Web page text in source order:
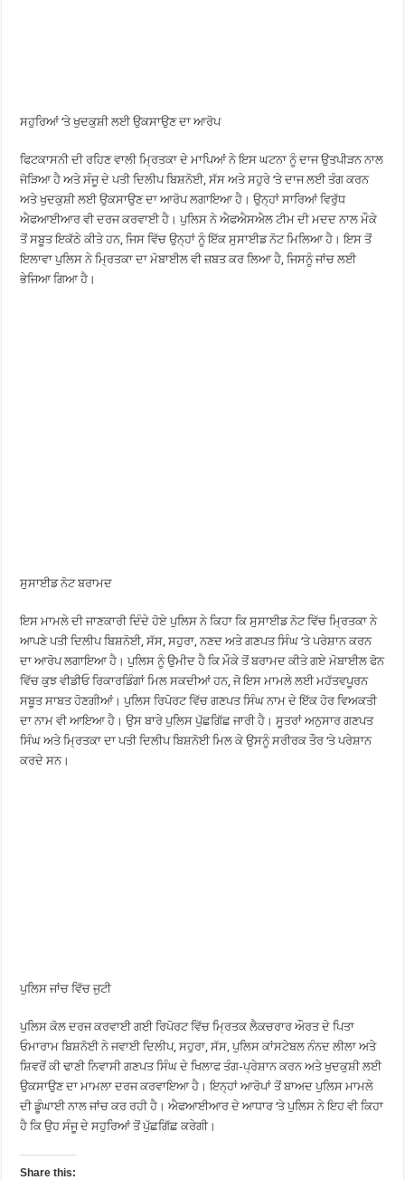
ਸਹੁਰਿਆਂ ‘ਤੇ ਖੁਦਕੁਸ਼ੀ ਲਈ ਉਕਸਾਉਣ ਦਾ ਆਰੋਪ
ਫਿਟਕਾਸਨੀ ਦੀ ਰਹਿਣ ਵਾਲੀ ਮ੍ਰਿਤਕਾ ਦੇ ਮਾਪਿਆਂ ਨੇ ਇਸ ਘਟਨਾ ਨੂੰ ਦਾਜ ਉਤਪੀੜਨ ਨਾਲ
ਜੋੜਿਆ ਹੈ ਅਤੇ ਸੰਜੂ ਦੇ ਪਤੀ ਦਿਲੀਪ ਬਿਸ਼ਨੋਈ, ਸੱਸ ਅਤੇ ਸਹੁਰੇ ‘ਤੇ ਦਾਜ ਲਈ ਤੰਗ ਕਰਨ
ਅਤੇ ਖੁਦਕੁਸ਼ੀ ਲਈ ਉਕਸਾਉਣ ਦਾ ਆਰੋਪ ਲਗਾਇਆ ਹੈ। ਉਨ੍ਹਾਂ ਸਾਰਿਆਂ ਵਿਰੁੱਧ
ਐਫਆਈਆਰ ਵੀ ਦਰਜ ਕਰਵਾਈ ਹੈ। ਪੁਲਿਸ ਨੇ ਐਫਐਸਐਲ ਟੀਮ ਦੀ ਮਦਦ ਨਾਲ ਮੌਕੇ
ਤੋਂ ਸਬੂਤ ਇਕੱਠੇ ਕੀਤੇ ਹਨ, ਜਿਸ ਵਿੱਚ ਉਨ੍ਹਾਂ ਨੂੰ ਇੱਕ ਸੁਸਾਈਡ ਨੋਟ ਮਿਲਿਆ ਹੈ। ਇਸ ਤੋਂ
ਇਲਾਵਾ ਪੁਲਿਸ ਨੇ ਮ੍ਰਿਤਕਾ ਦਾ ਮੋਬਾਈਲ ਵੀ ਜ਼ਬਤ ਕਰ ਲਿਆ ਹੈ, ਜਿਸਨੂੰ ਜਾਂਚ ਲਈ
ਭੇਜਿਆ ਗਿਆ ਹੈ।
ਸੁਸਾਈਡ ਨੋਟ ਬਰਾਮਦ
ਇਸ ਮਾਮਲੇ ਦੀ ਜਾਣਕਾਰੀ ਦਿੰਦੇ ਹੋਏ ਪੁਲਿਸ ਨੇ ਕਿਹਾ ਕਿ ਸੁਸਾਈਡ ਨੋਟ ਵਿੱਚ ਮ੍ਰਿਤਕਾ ਨੇ
ਆਪਣੇ ਪਤੀ ਦਿਲੀਪ ਬਿਸ਼ਨੋਈ, ਸੱਸ, ਸਹੁਰਾ, ਨਣਦ ਅਤੇ ਗਣਪਤ ਸਿੰਘ ‘ਤੇ ਪਰੇਸ਼ਾਨ ਕਰਨ
ਦਾ ਆਰੋਪ ਲਗਾਇਆ ਹੈ। ਪੁਲਿਸ ਨੂੰ ਉਮੀਦ ਹੈ ਕਿ ਮੌਕੇ ਤੋਂ ਬਰਾਮਦ ਕੀਤੇ ਗਏ ਮੋਬਾਈਲ ਫੋਨ
ਵਿੱਚ ਕੁਝ ਵੀਡੀਓ ਰਿਕਾਰਡਿੰਗਾਂ ਮਿਲ ਸਕਦੀਆਂ ਹਨ, ਜੋ ਇਸ ਮਾਮਲੇ ਲਈ ਮਹੱਤਵਪੂਰਨ
ਸਬੂਤ ਸਾਬਤ ਹੋਣਗੀਆਂ। ਪੁਲਿਸ ਰਿਪੋਰਟ ਵਿੱਚ ਗਣਪਤ ਸਿੰਘ ਨਾਮ ਦੇ ਇੱਕ ਹੋਰ ਵਿਅਕਤੀ
ਦਾ ਨਾਮ ਵੀ ਆਇਆ ਹੈ। ਉਸ ਬਾਰੇ ਪੁਲਿਸ ਪੁੱਛਗਿੱਛ ਜਾਰੀ ਹੈ। ਸੂਤਰਾਂ ਅਨੁਸਾਰ ਗਣਪਤ
ਸਿੰਘ ਅਤੇ ਮ੍ਰਿਤਕਾ ਦਾ ਪਤੀ ਦਿਲੀਪ ਬਿਸ਼ਨੋਈ ਮਿਲ ਕੇ ਉਸਨੂੰ ਸਰੀਰਕ ਤੌਰ ‘ਤੇ ਪਰੇਸ਼ਾਨ
ਕਰਦੇ ਸਨ।
ਪੁਲਿਸ ਜਾਂਚ ਵਿੱਚ ਜੁਟੀ
ਪੁਲਿਸ ਕੋਲ ਦਰਜ ਕਰਵਾਈ ਗਈ ਰਿਪੋਰਟ ਵਿੱਚ ਮ੍ਰਿਤਕ ਲੈਕਚਰਾਰ ਔਰਤ ਦੇ ਪਿਤਾ
ਓਮਾਰਾਮ ਬਿਸ਼ਨੋਈ ਨੇ ਜਵਾਈ ਦਿਲੀਪ, ਸਹੁਰਾ, ਸੱਸ, ਪੁਲਿਸ ਕਾਂਸਟੇਬਲ ਨੰਨਦ ਲੀਲਾ ਅਤੇ
ਸ਼ਿਵਰੋਂ ਕੀ ਢਾਣੀ ਨਿਵਾਸੀ ਗਣਪਤ ਸਿੰਘ ਦੇ ਖਿਲਾਫ ਤੰਗ-ਪ੍ਰੇਸ਼ਾਨ ਕਰਨ ਅਤੇ ਖੁਦਕੁਸ਼ੀ ਲਈ
ਉਕਸਾਉਣ ਦਾ ਮਾਮਲਾ ਦਰਜ ਕਰਵਾਇਆ ਹੈ। ਇਨ੍ਹਾਂ ਆਰੋਪਾਂ ਤੋਂ ਬਾਅਦ ਪੁਲਿਸ ਮਾਮਲੇ
ਦੀ ਡੂੰਘਾਈ ਨਾਲ ਜਾਂਚ ਕਰ ਰਹੀ ਹੈ। ਐਫਆਈਆਰ ਦੇ ਆਧਾਰ ‘ਤੇ ਪੁਲਿਸ ਨੇ ਇਹ ਵੀ ਕਿਹਾ
ਹੈ ਕਿ ਉਹ ਸੰਜੂ ਦੇ ਸਹੁਰਿਆਂ ਤੋਂ ਪੁੱਛਗਿੱਛ ਕਰੇਗੀ।
Share this: